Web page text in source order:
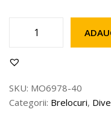
SKU: MO6978-40
Categorii: Brelocuri,